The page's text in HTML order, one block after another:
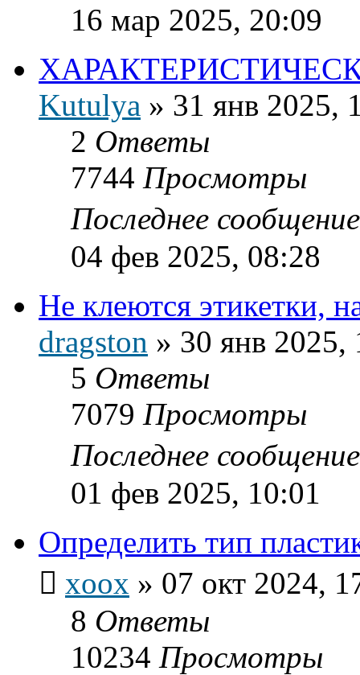
16 мар 2025, 20:09
Kutulya » 31 янв 2025,
2 Ответы
7744 Просмотры
Последнее
04 фев 2025, 08:28
Не клеются этикетки,
dragston » 30 янв 2025,
5 Ответы
7079 Просмотры
Последнее
01 фев 2025, 10:01
Определить тип
xoox » 07 окт 2024,
8 Ответы
10234 Просмотры